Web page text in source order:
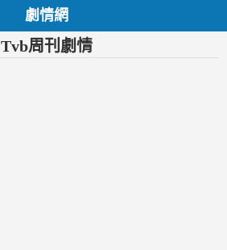
劇情網
Tvb周刊劇情